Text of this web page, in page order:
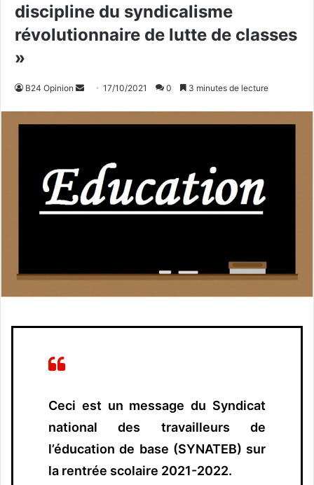
discipline du syndicalisme
révolutionnaire de lutte de classes
»
B24 Opinion
r
u
u
17/10/2021 0 3 minutes de lecture
Ceci est un message du Syndicat
national des travailleurs de
l’éducation de base (SYNATEB) sur
la rentrée scolaire 2021-2022.